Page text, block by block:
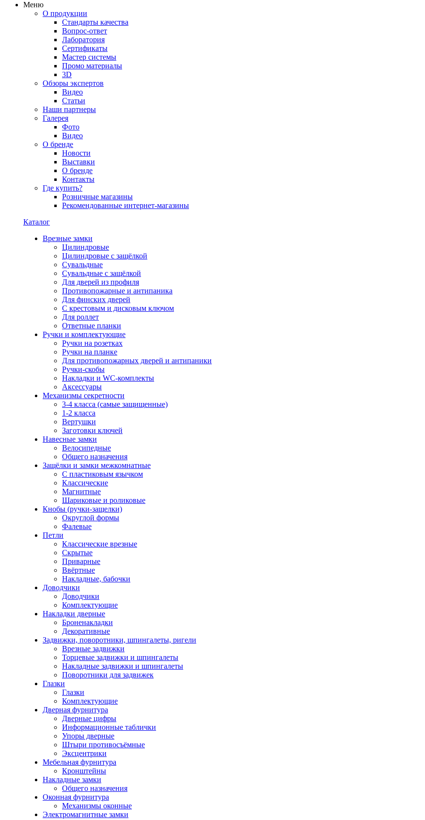
Меню
О продукции
Стандарты качества
Вопрос-ответ
Лаборатория
Сертификаты
Мастер системы
Промо материалы
3D
Обзоры экспертов
Видео
Статьи
Наши партнеры
Галерея
Фото
Видео
О бренде
Новости
Выставки
О бренде
Контакты
Где купить?
Розничные магазины
Рекомендованные интернет-магазины
Каталог
Врезные замки
Цилиндровые
Цилиндровые с защёлкой
Сувальдные
Сувальдные с защёлкой
Для дверей из профиля
Противопожарные и антипаника
Для финских дверей
С крестовым и дисковым ключом
Для роллет
Ответные планки
Ручки и комплектующие
Ручки на розетках
Ручки на планке
Для противопожарных дверей и антипаники
Ручки-скобы
Накладки и WC-комплекты
Аксессуары
Механизмы секретности
3-4 класса (самые защищенные)
1-2 класса
Вертушки
Заготовки ключей
Навесные замки
Велосипедные
Общего назначения
Защёлки и замки межкомнатные
С пластиковым язычком
Классические
Магнитные
Шариковые и роликовые
Кнобы (ручки-защелки)
Округлой формы
Фалевые
Петли
Классические врезные
Скрытые
Приварные
Ввёртные
Накладные, бабочки
Доводчики
Доводчики
Комплектующие
Накладки дверные
Броненакладки
Декоративные
Задвижки, поворотники, шпингалеты, ригели
Врезные задвижки
Торцевые задвижки и шпингалеты
Накладные задвижки и шпингалеты
Поворотники для задвижек
Глазки
Глазки
Комплектующие
Дверная фурнитура
Дверные цифры
Информационные таблички
Упоры дверные
Штыри противосъёмные
Эксцентрики
Мебельная фурнитура
Кронштейны
Накладные замки
Общего назначения
Оконная фурнитура
Механизмы оконные
Электромагнитные замки